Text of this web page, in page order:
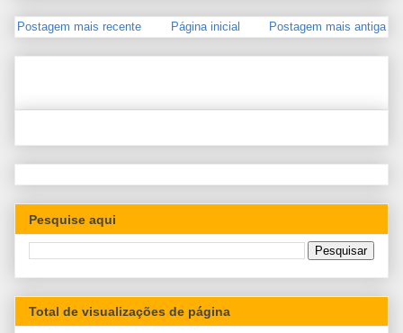
Postagem mais recente Postagem mais antiga
Página inicial
Pesquise aqui
Total de visualizações de página